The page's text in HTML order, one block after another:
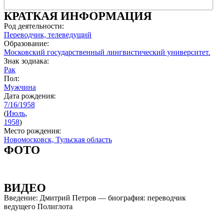
КРАТКАЯ ИНФОРМАЦИЯ
Род деятельности:
Переводчик, телеведущий
Образование:
Московский государственный лингвистический университет.
Знак зодиака:
Рак
Пол:
Мужчина
Дата рождения:
7/16/1958
(Июль,
1958)
Место рождения:
Новомосковск, Тульская область
ФОТО
ВИДЕО
Введение: Дмитрий Петров — биография: переводчик
ведущего Полиглота